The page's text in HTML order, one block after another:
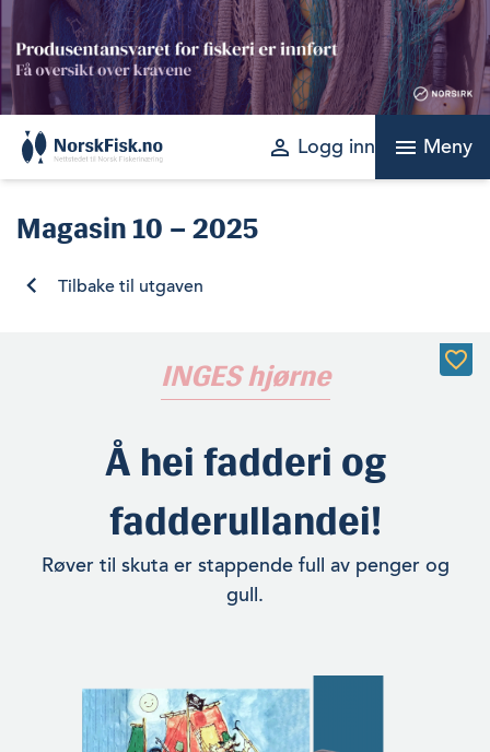
Skip
to
content
perm_identity Logg inn menu Meny
Magasin 10 – 2025
Tilbake til utgaven
INGES hjørne
Å hei fadderi og
fadderullandei!
Røver til skuta er stappende full av penger og
gull.